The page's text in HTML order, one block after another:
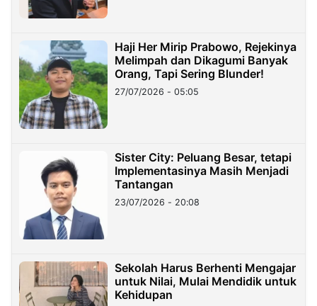
Haji Her Mirip Prabowo, Rejekinya
Melimpah dan Dikagumi Banyak
Orang, Tapi Sering Blunder!
27/07/2026 - 05:05
Sister City: Peluang Besar, tetapi
Implementasinya Masih Menjadi
Tantangan
23/07/2026 - 20:08
Sekolah Harus Berhenti Mengajar
untuk Nilai, Mulai Mendidik untuk
Kehidupan